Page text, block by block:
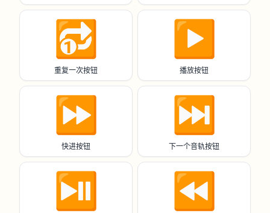
🔂
重复一次按钮
▶️
播放按钮
⏩️
快进按钮
⏭️
下一个音轨按钮
⏯️ ⏪️